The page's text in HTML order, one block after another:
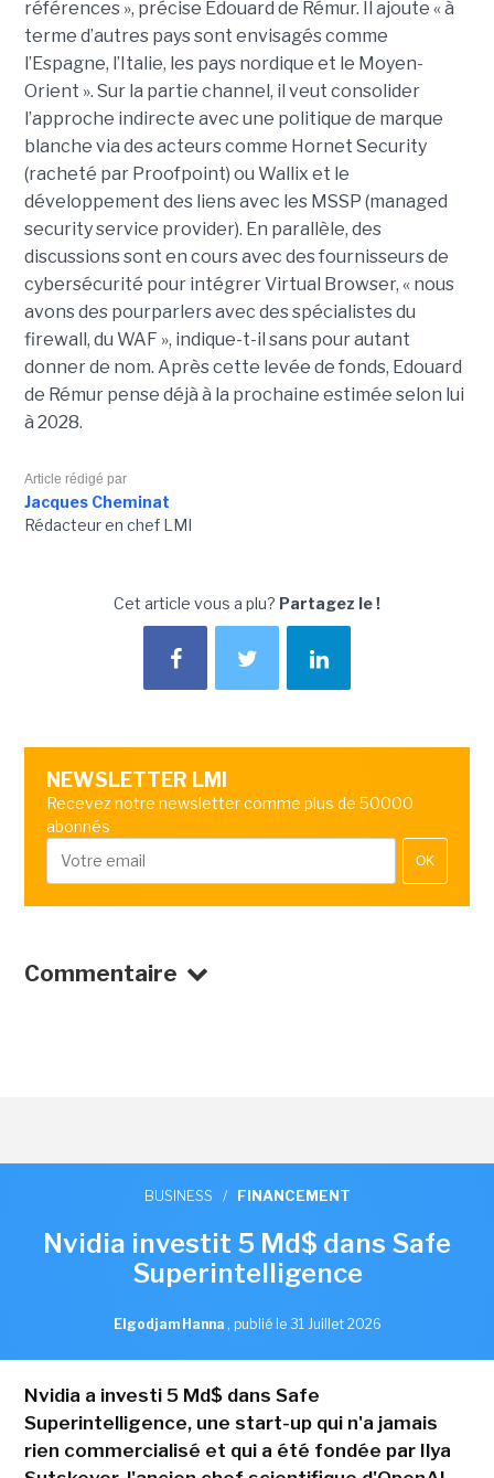
références », précise Edouard de Rémur. Il ajoute « à
terme d’autres pays sont envisagés comme
l’Espagne, l’Italie, les pays nordique et le Moyen-
Orient ». Sur la partie channel, il veut consolider
l’approche indirecte avec une politique de marque
blanche via des acteurs comme Hornet Security
(racheté par Proofpoint) ou Wallix et le
développement des liens avec les MSSP (managed
security service provider). En parallèle, des
discussions sont en cours avec des fournisseurs de
cybersécurité pour intégrer Virtual Browser, « nous
avons des pourparlers avec des spécialistes du
firewall, du WAF », indique-t-il sans pour autant
donner de nom. Après cette levée de fonds, Edouard
de Rémur pense déjà à la prochaine estimée selon lui
à 2028.
Article rédigé par
Jacques Cheminat
Rédacteur en chef LMI
Cet article vous a plu? Partagez le !
NEWSLETTER LMI
Recevez notre newsletter comme plus de 50000
abonnés
OK
Commentaire
BUSINESS / FINANCEMENT
Nvidia investit 5 Md$ dans Safe
Superintelligence
Elgodjam Hanna , publié le 31 Juillet 2026
Nvidia a investi 5 Md$ dans Safe
Superintelligence, une start-up qui n'a jamais
rien commercialisé et qui a été fondée par Ilya